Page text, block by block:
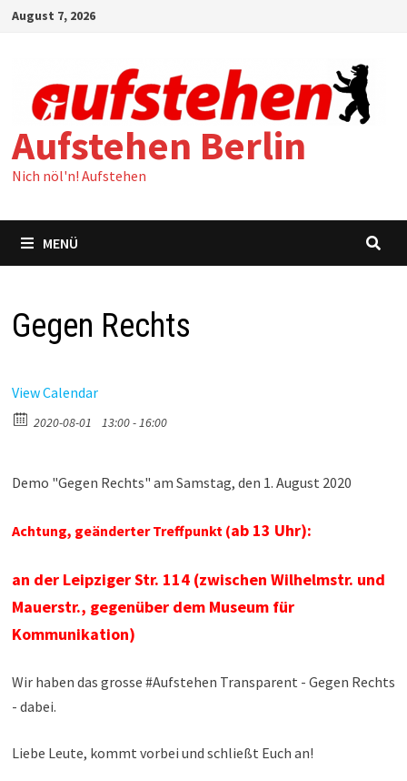
ZumAugust 7, 2026
Aufstehen Berlin
Nich nöl'n! Aufstehen
MENÜ
Gegen Rechts
View Calendar
2020-08-01 13:00 - 16:00
Demo "Gegen Rechts" am Samstag, den 1. August 2020
Achtung, geänderter Treffpunkt (ab 13 Uhr):
an der Leipziger Str. 114 (zwischen Wilhelmstr. und
Mauerstr., gegenüber dem Museum für
Kommunikation)
Wir haben das grosse #Aufstehen Transparent - Gegen Rechts
- dabei.
Liebe Leute, kommt vorbei und schließt Euch an!